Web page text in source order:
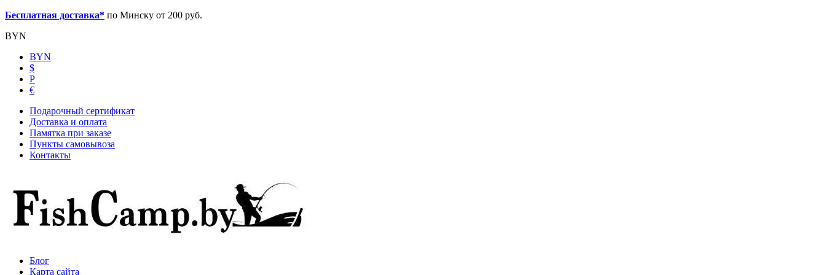
Бесплатная доставка* по Минску от 200 руб.
BYN
BYN
$
Р
€
Подарочный сертификат
Доставка и оплата
Памятка при заказе
Пункты самовывоза
Контакты
Блог
Карта сайта